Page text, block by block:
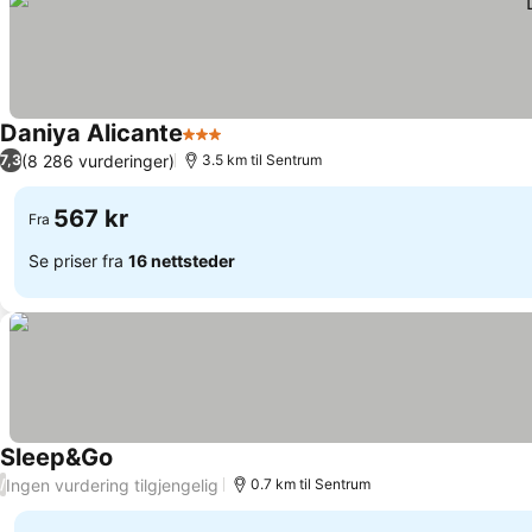
Daniya Alicante3 Stjerner
7,3(8 286 vurderinger) 3.5 km til Sentrum
Fra 567 kr
Se priser fra 16 nettsteder
Sleep&Go
/Ingen vurdering tilgjengelig 0.7 km til Sentrum